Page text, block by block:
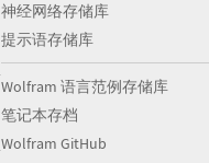
神经网络存储库
提示语存储库
Wolfram 语言范例存储库
笔记本存档
Wolfram GitHub